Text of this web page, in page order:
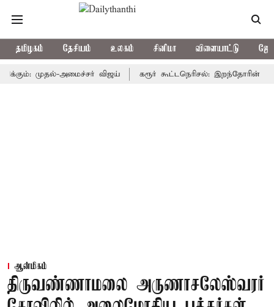
தமிழகம் தேசியம் உலகம் சினிமா விளையாட்டு
முதல்-அமைச்சர் விஜய் கரூர் கூட்டநெரிசல்: இறந்தோரின்
ஆன்மிகம்
திருவண்ணாமலை அருணாசலேஸ்வரர்